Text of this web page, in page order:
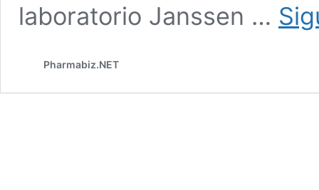
laboratorio Janssen …
Pharmabiz.NET